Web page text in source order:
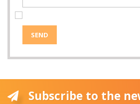
Subscribe to the